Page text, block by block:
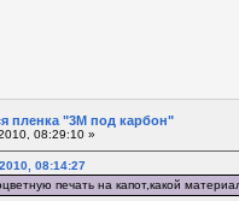
пленка "3М под карбон"
08:29:10 »
08:14:27
печать на капот,какой